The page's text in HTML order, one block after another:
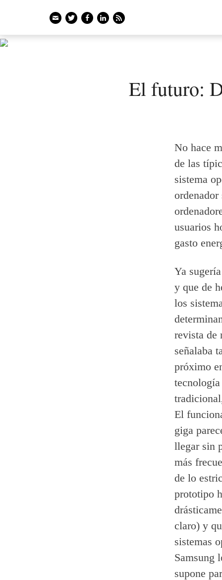
EmailTwitterFacebook
LinkedIn
Feed
El futuro:
No hace
de las
sistema
ordenador
usuarios
gasto
Ya
y que de
los
revista de
señalaba
próximo
El
giga
llegar sin
más
de lo
prototipo
claro) y
sistemas
Samsung
supone